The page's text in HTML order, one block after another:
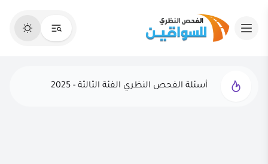
أسئلة الفحص النظري الفئة الثالثة - 2025